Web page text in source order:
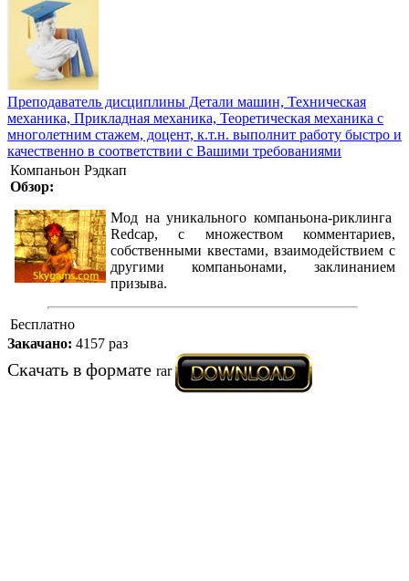
Преподаватель дисциплины Детали машин, Техническая
механика, Прикладная механика, Теоретическая механика с
многолетним стажем, доцент, к.т.н. выполнит работу быстро и
качественно в соответствии с Вашими требованиями
Компаньон Рэдкап
Обзор:
Мод на уникального компаньона-риклинга
Redcap, с множеством комментариев,
собственными квестами, взаимодействием с
другими компаньонами, заклинанием
призыва.
Бесплатно
Закачано: 4157 раз
Скачать в формате rar